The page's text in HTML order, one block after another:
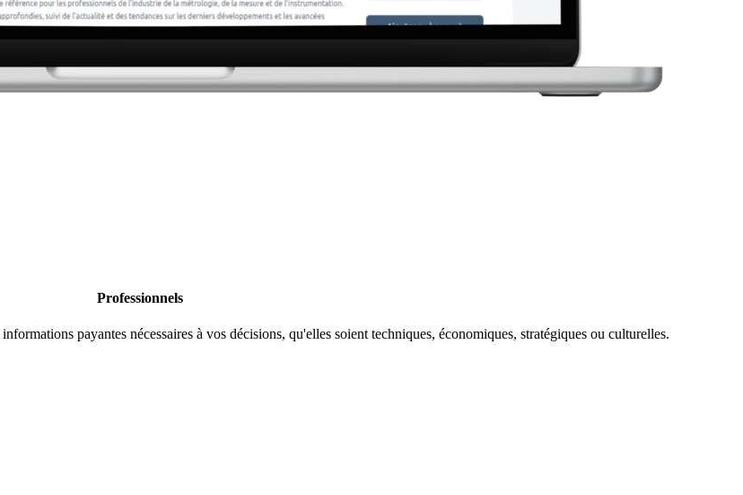
Professionnels
payantes nécessaires à vos décisions, qu'elles soient techniques, économiques, stratégiques ou culturelles.